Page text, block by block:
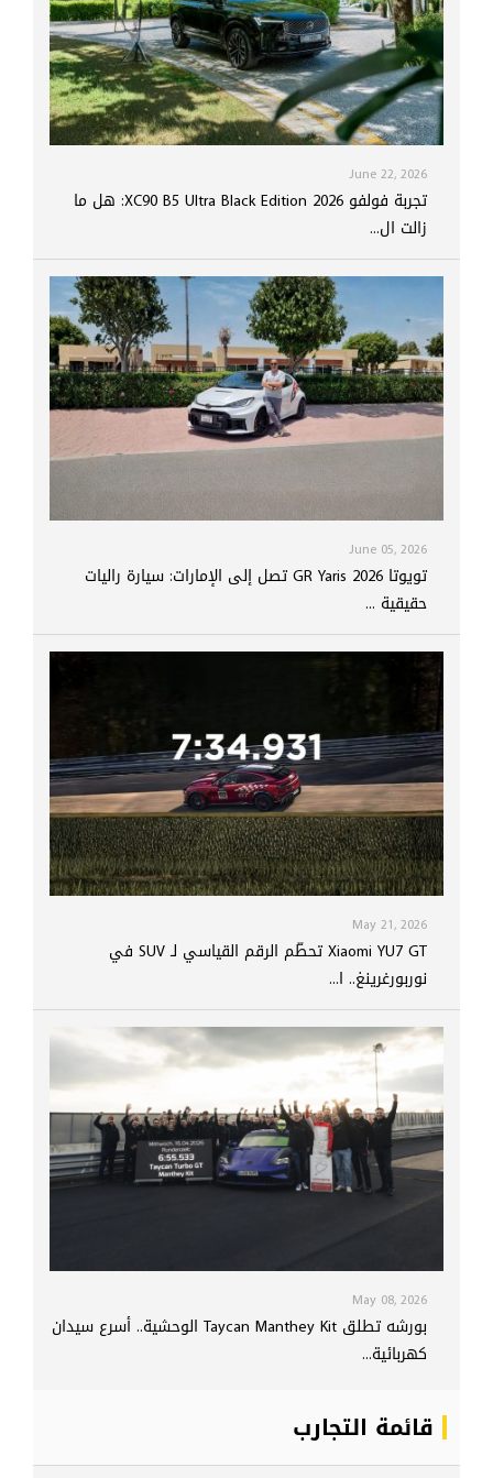
June 22, 2026
تجربة فولفو XC90 B5 Ultra Black Edition 2026: هل ما
زالت ال...
June 05, 2026
تويوتا GR Yaris 2026 تصل إلى الإمارات: سيارة راليات
حقيقية ...
May 21, 2026
Xiaomi YU7 GT تحطّم الرقم القياسي لـ SUV في
نوربورغرينغ.. ا...
May 08, 2026
بورشه تطلق Taycan Manthey Kit الوحشية.. أسرع سيدان
كهربائية...
قائمة التجارب